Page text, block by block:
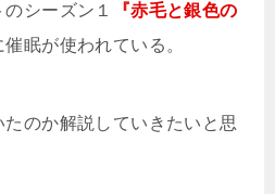
シーズン１
『赤毛と銀色の
眠が使われている。
のか解説していきたいと思